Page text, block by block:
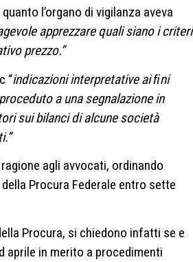
l’organo di vigilanza aveva
apprezzare quali siano i criteri
prezzo.”
“indicazioni interpretative ai ﬁni
a una segnalazione in
sui bilanci di alcune società
agli avvocati, ordinando
Procura Federale entro sette
Procura, si chiedono infatti se e
aprile in merito a procedimenti